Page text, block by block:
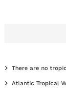
There are no
Atlantic Tropical